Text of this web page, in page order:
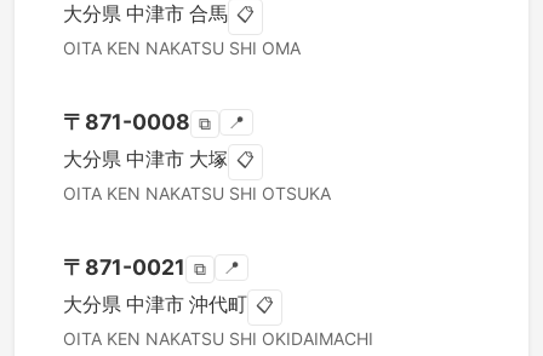
大分県 中津市 合馬 📋
OITA KEN NAKATSU SHI OMA
〒 871-0008 ⧉ 📍
大分県 中津市 大塚 📋
OITA KEN NAKATSU SHI OTSUKA
〒 871-0021 ⧉ 📍
大分県 中津市 沖代町 📋
OITA KEN NAKATSU SHI OKIDAIMACHI